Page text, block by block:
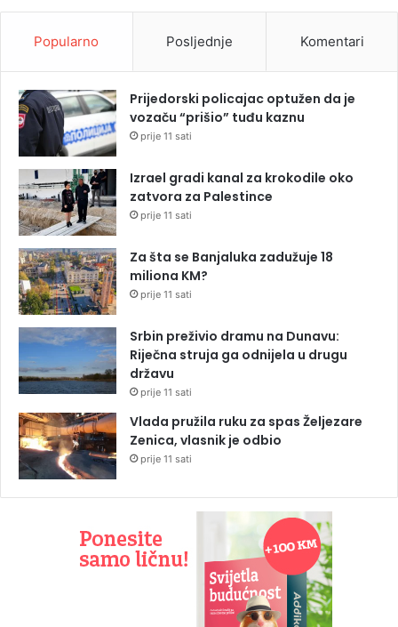
Popularno Posljednje Komentari
Prijedorski policajac optužen da je
vozaču “prišio” tuđu kaznu
prije 11 sati
Izrael gradi kanal za krokodile oko
zatvora za Palestince
prije 11 sati
Za šta se Banjaluka zadužuje 18
miliona KM?
prije 11 sati
Srbin preživio dramu na Dunavu:
Riječna struja ga odnijela u drugu
državu
prije 11 sati
Vlada pružila ruku za spas Željezare
Zenica, vlasnik je odbio
prije 11 sati